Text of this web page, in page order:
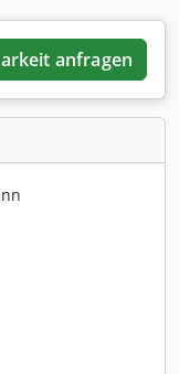
anfragen